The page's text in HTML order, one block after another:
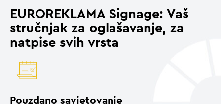
EUROREKLAMA Signage: Vaš
stručnjak za oglašavanje, za
natpise svih vrsta
Pouzdano savjetovanje